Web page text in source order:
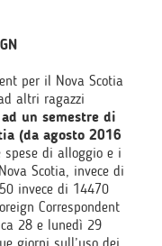
per il Nova Scotia
altri ragazzi
un semestre di
(da agosto 2016
spese di alloggio e i
Scotia, invece di
invece di 14470
Correspondent
28 e lunedì 29